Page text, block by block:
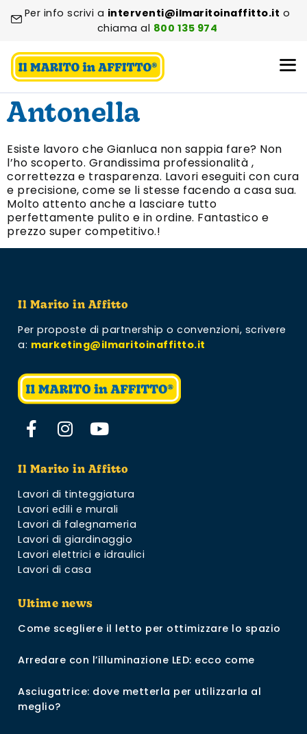
Per info scrivi a interventi@ilmaritoinaffitto.it o
chiama al 800 135 974
Antonella
Esiste lavoro che Gianluca non sappia fare? Non
l’ho scoperto. Grandissima professionalità ,
correttezza e trasparenza. Lavori eseguiti con cura
e precisione, come se li stesse facendo a casa sua.
Molto attento anche a lasciare tutto
perfettamente pulito e in ordine. Fantastico e
prezzo super competitivo.!
Il Marito in Affitto
Per proposte di partnership o convenzioni, scrivere
a: marketing@ilmaritoinaffitto.it
Il Marito in Affitto
Lavori di tinteggiatura
Lavori edili e murali
Lavori di falegnameria
Lavori di giardinaggio
Lavori elettrici e idraulici
Lavori di casa
Ultime news
Come scegliere il letto per ottimizzare lo spazio
Arredare con l’illuminazione LED: ecco come
Asciugatrice: dove metterla per utilizzarla al
meglio?